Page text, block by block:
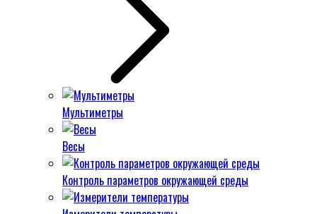
Мультиметры
Весы
Контроль параметров окружающей среды